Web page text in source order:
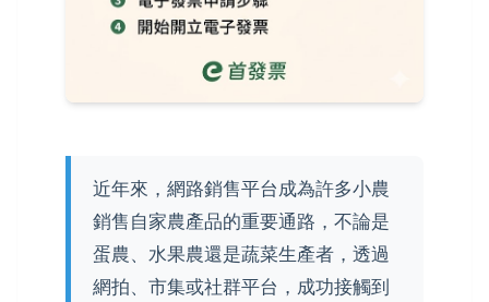
近年來，網路銷售平台成為許多小農
銷售自家農產品的重要通路，不論是
蛋農、水果農還是蔬菜生產者，透過
網拍、市集或社群平台，成功接觸到